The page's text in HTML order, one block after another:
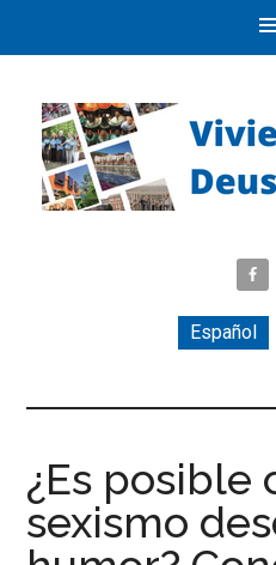
Español
¿Es posible
sexismo